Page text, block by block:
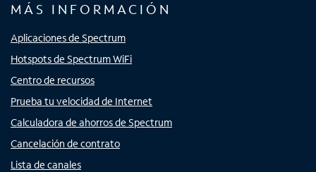
MÁS INFORMACIÓN
Aplicaciones de Spectrum
Hotspots de Spectrum WiFi
Centro de recursos
Prueba tu velocidad de Internet
Calculadora de ahorros de Spectrum
Cancelación de contrato
Lista de canales